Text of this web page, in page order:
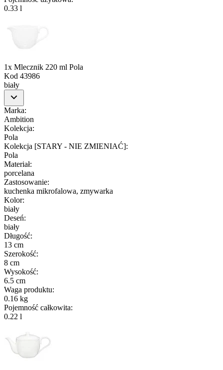
0.33 l
1x Mlecznik 220 ml Pola
Kod 43986
biały
Marka:
Ambition
Kolekcja:
Pola
Kolekcja [STARY - NIE ZMIENIAĆ]:
Pola
Materiał:
porcelana
Zastosowanie:
kuchenka mikrofalowa, zmywarka
Kolor:
biały
Deseń:
biały
Długość:
13 cm
Szerokość:
8 cm
Wysokość:
6.5 cm
Waga produktu:
0.16 kg
Pojemność całkowita:
0.22 l